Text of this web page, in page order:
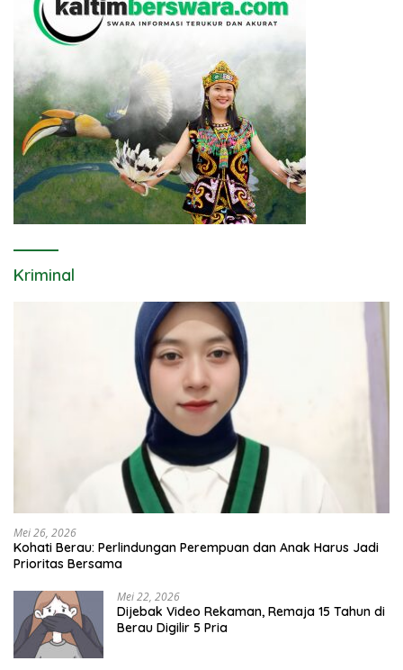
Kriminal
Mei 26, 2026
Kohati Berau: Perlindungan Perempuan dan Anak Harus Jadi
Prioritas Bersama
Mei 22, 2026
Dijebak Video Rekaman, Remaja 15 Tahun di
Berau Digilir 5 Pria